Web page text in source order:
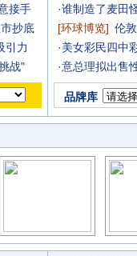
接手
抄底
引力
战"
·谁制造了麦田
[环球博览] 伦
·美女彩民四中
·意总理拟出售
品牌库